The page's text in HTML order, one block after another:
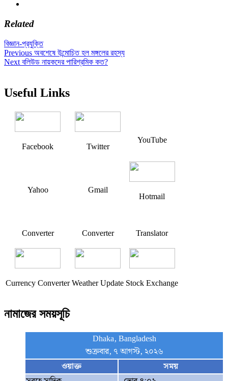
Related
বিজ্ঞান-প্রযুক্তি
Post
navigation
Previous Previous
post:
অবশেষে উন্মোচিত হল মঙ্গলের রহস্য
Next Next
বলিউড নায়কদের পারিশ্রমিক কত?
Useful Links
Facebook Twitter
YouTube
Yahoo Gmail
Hotmail
Converter Converter Translator
Currency Converter Weather Update Stock Exchange
নামাজের সময়সূচি
Dhaka, Bangladesh
শুক্রবার, ৭ আগস্ট, ২০২৬
ওয়াক্ত
সময়